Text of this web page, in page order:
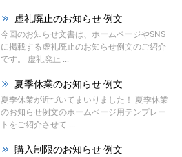
虚礼廃止のお知らせ 例文
今回のお知らせ文書は、ホームページやSNS
に掲載する虚礼廃止のお知らせ例文のご紹介
です。 虚礼廃止 ...
夏季休業のお知らせ 例文
夏季休業が近づいてまいりました！ 夏季休業
のお知らせ例文のホームページ用テンプレー
トをご紹介させて ...
購入制限のお知らせ 例文